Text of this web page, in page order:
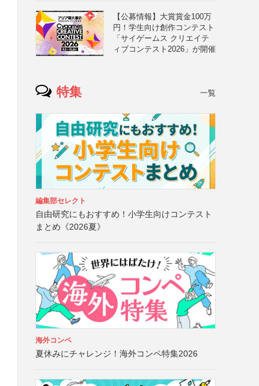
【公募情報】大賞賞金100万
円！学生向け創作コンテスト
「サイゲームス クリエイテ
ィブコンテスト2026」が開催
特集 一覧
編集部セレクト
自由研究にもおすすめ！小学生向けコンテスト
まとめ《2026夏》
海外コンペ
夏休みにチャレンジ！海外コンペ特集2026